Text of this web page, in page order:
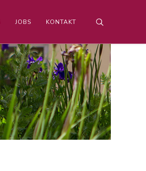
JOBS KONTAKT